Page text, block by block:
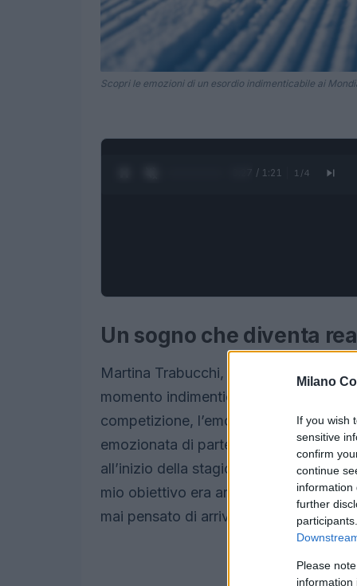
Milano
If you wish
sensitive
confirm
continue
information
further
Please
information
Scopri le emozioni di un esordio indimenticabile ai
0:28 / 1:21 1 /4
Un sogno che diventa
Martina Trabucchi, giovane biatleta
momento indimenticabile: il suo
competizione, l’emozione è
emozionata di partecipare a questi
all’inizio della stagione non avrebbe
mio obiettivo era arrivare in Coppa, i
mai pensato di arrivarci”.